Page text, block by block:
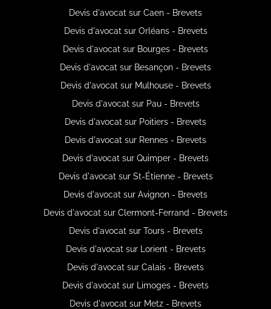
Devis d'avocat sur Caen - Brevets
Devis d'avocat sur Orléans - Brevets
Devis d'avocat sur Bourges - Brevets
Devis d'avocat sur Besançon - Brevets
Devis d'avocat sur Mulhouse - Brevets
Devis d'avocat sur Pau - Brevets
Devis d'avocat sur Poitiers - Brevets
Devis d'avocat sur Rennes - Brevets
Devis d'avocat sur Quimper - Brevets
Devis d'avocat sur St-Étienne - Brevets
Devis d'avocat sur Avignon - Brevets
Devis d'avocat sur Clermont-Ferrand - Brevets
Devis d'avocat sur Tours - Brevets
Devis d'avocat sur Lorient - Brevets
Devis d'avocat sur Calais - Brevets
Devis d'avocat sur Limoges - Brevets
Devis d'avocat sur Metz - Brevets